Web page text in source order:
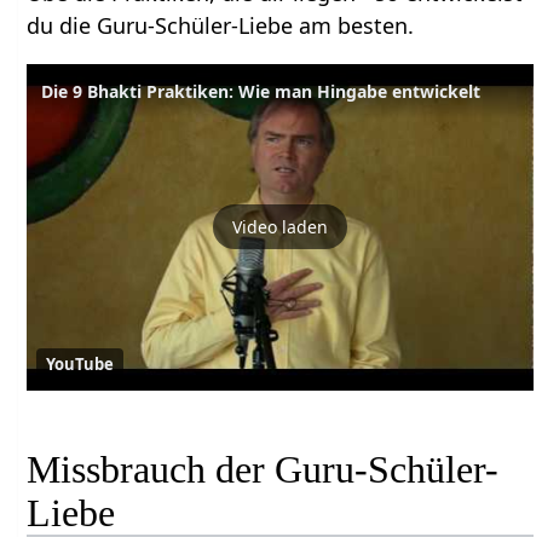
du die Guru-Schüler-Liebe am besten.
Die 9 Bhakti Praktiken: Wie man Hingabe entwickelt
Video laden
YouTube
Missbrauch der Guru-Schüler-
Liebe